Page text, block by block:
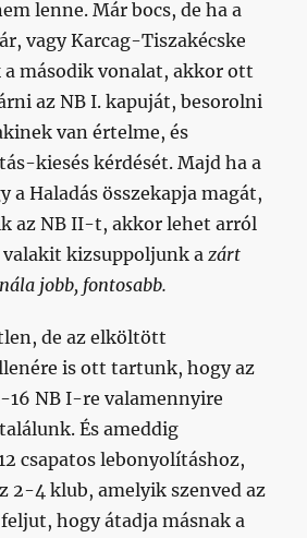
lenne. Már bocs, de ha a
vagy Karcag-Tiszakécske
második vonalat, akkor ott
az NB I. kapuját, besorolni
van értelme, és
kiesés kérdését. Majd ha a
a Haladás összekapja magát,
az NB II-t, akkor lehet arról
kizsuppoljunk a zárt
jobb, fontosabb.
de az elköltött
is ott tartunk, hogy az
16 NB I-re valamennyire
És ameddig
csapatos lebonyolításhoz,
2-4 klub, amelyik szenved az
hogy átadja másnak a